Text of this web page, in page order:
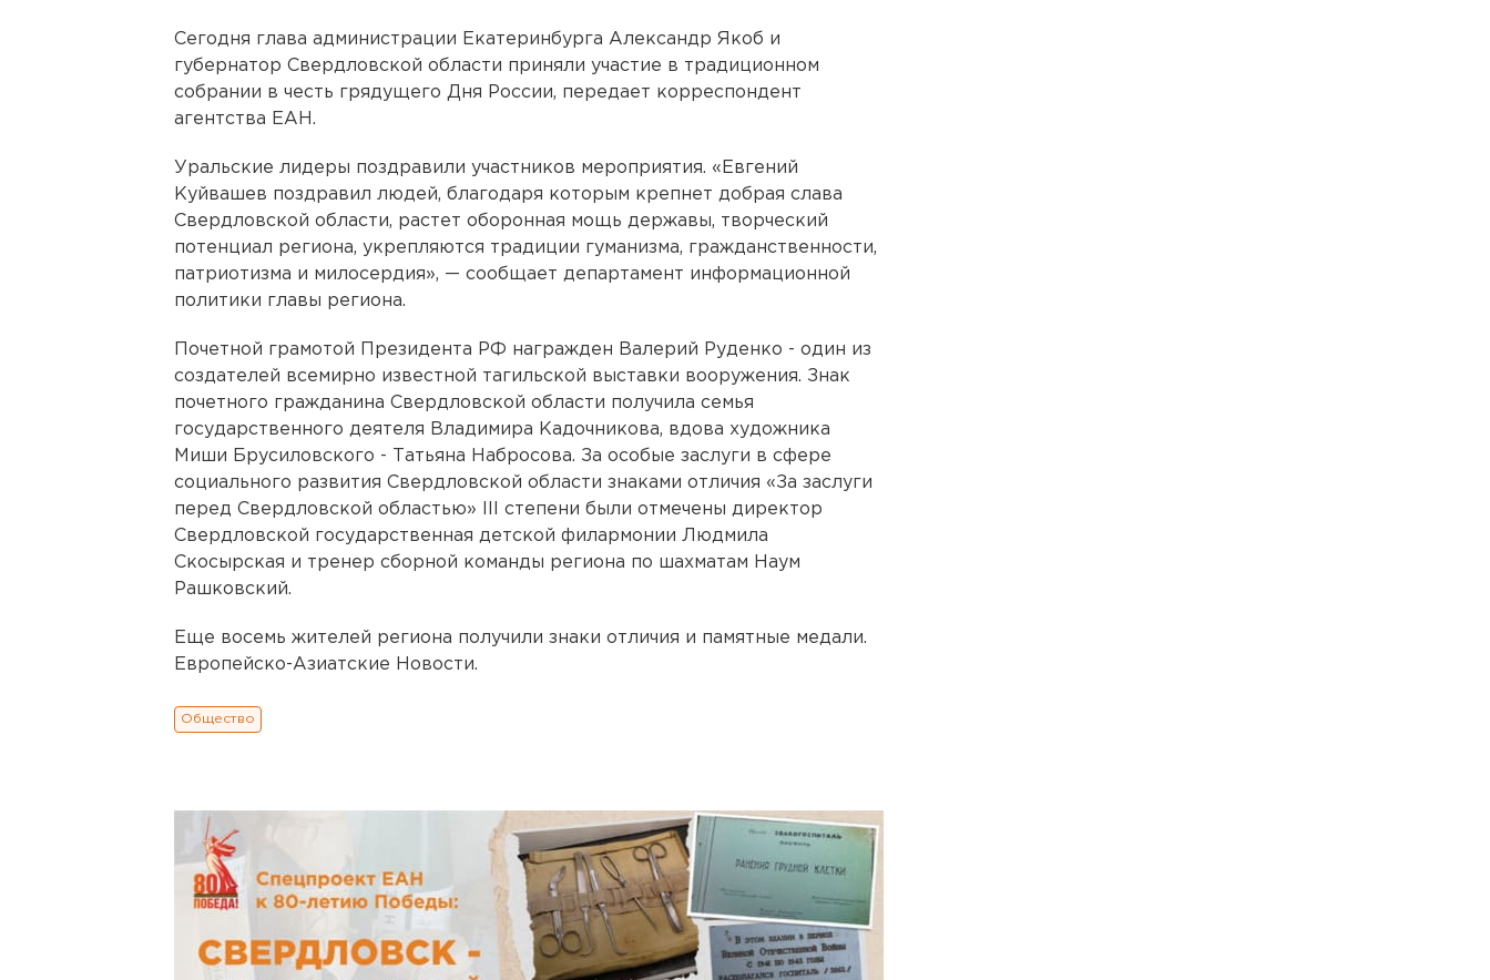
Сегодня глава администрации Екатеринбурга Александр Якоб и
губернатор Свердловской области приняли участие в традиционном
собрании в честь грядущего Дня России, передает корреспондент
агентства ЕАН.
Уральские лидеры поздравили участников мероприятия. «Евгений
Куйвашев поздравил людей, благодаря которым крепнет добрая слава
Свердловской области, растет оборонная мощь державы, творческий
потенциал региона, укрепляются традиции гуманизма, гражданственности,
патриотизма и милосердия», — сообщает департамент информационной
политики главы региона.
Почетной грамотой Президента РФ награжден Валерий Руденко - один из
создателей всемирно известной тагильской выставки вооружения. Знак
почетного гражданина Свердловской области получила семья
государственного деятеля Владимира Кадочникова, вдова художника
Миши Брусиловского - Татьяна Набросова. За особые заслуги в сфере
социального развития Свердловской области знаками отличия «За заслуги
перед Свердловской областью» III степени были отмечены директор
Свердловской государственная детской филармонии Людмила
Скосырская и тренер сборной команды региона по шахматам Наум
Рашковский.
Еще восемь жителей региона получили знаки отличия и памятные медали.
Европейско-Азиатские Новости.
Общество